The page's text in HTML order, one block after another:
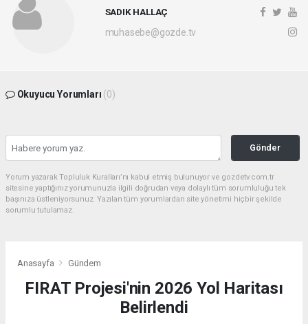
SADIK HALLAÇ
muhasebe@gozde.tv
Okuyucu Yorumları (0)
Gönder
Yorum yazarak Topluluk Kuralları’nı kabul etmiş bulunuyor ve gozdetv.com.tr
sitesine yaptığınız yorumunuzla ilgili doğrudan veya dolaylı tüm sorumluluğu tek
başınıza üstleniyorsunuz. Yazılan tüm yorumlardan site yönetimi hiçbir şekilde
sorumlu tutulamaz.
Anasayfa Gündem
FIRAT Projesi'nin 2026 Yol Haritası
Belirlendi